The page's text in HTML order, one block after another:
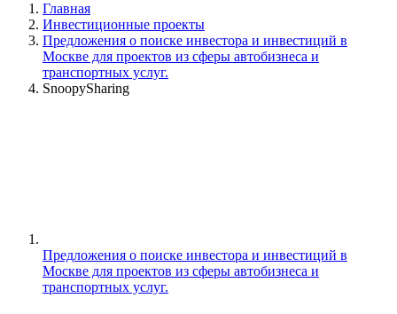
Главная
Инвестиционные проекты
Предложения о поиске инвестора и инвестиций в
Москве для проектов из сферы автобизнеса и
транспортных услуг.
SnoopySharing
Предложения о поиске инвестора и инвестиций в
Москве для проектов из сферы автобизнеса и
транспортных услуг.